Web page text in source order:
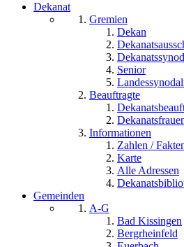
Dekanat
Gremien
Dekan
Senior
Beauftragte
Informationen
Zahlen /
Karte
Alle Adressen
Gemeinden
A-G
Bad Kissingen
Bergrheinfeld